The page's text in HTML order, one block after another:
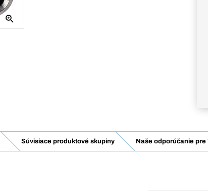
Súvisiace produktové skupiny Naše odporúčanie pre